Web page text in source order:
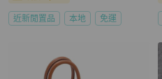
近新閒置品 本地 免運